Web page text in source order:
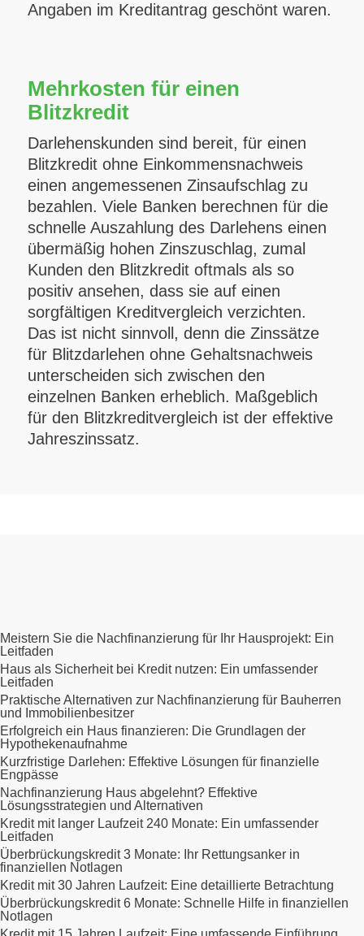
Angaben im Kreditantrag geschönt waren.
Mehrkosten für einen
Blitzkredit
Darlehenskunden sind bereit, für einen
Blitzkredit ohne Einkommensnachweis
einen angemessenen Zinsaufschlag zu
bezahlen. Viele Banken berechnen für die
schnelle Auszahlung des Darlehens einen
übermäßig hohen Zinszuschlag, zumal
Kunden den Blitzkredit oftmals als so
positiv ansehen, dass sie auf einen
sorgfältigen Kreditvergleich verzichten.
Das ist nicht sinnvoll, denn die Zinssätze
für Blitzdarlehen ohne Gehaltsnachweis
unterscheiden sich zwischen den
einzelnen Banken erheblich. Maßgeblich
für den Blitzkreditvergleich ist der effektive
Jahreszinssatz.
Meistern Sie die Nachfinanzierung für Ihr Hausprojekt: Ein
Leitfaden
Haus als Sicherheit bei Kredit nutzen: Ein umfassender
Leitfaden
Praktische Alternativen zur Nachfinanzierung für Bauherren
und Immobilienbesitzer
Erfolgreich ein Haus finanzieren: Die Grundlagen der
Hypothekenaufnahme
Kurzfristige Darlehen: Effektive Lösungen für finanzielle
Engpässe
Nachfinanzierung Haus abgelehnt? Effektive
Lösungsstrategien und Alternativen
Kredit mit langer Laufzeit 240 Monate: Ein umfassender
Leitfaden
Überbrückungskredit 3 Monate: Ihr Rettungsanker in
finanziellen Notlagen
Kredit mit 30 Jahren Laufzeit: Eine detaillierte Betrachtung
Überbrückungskredit 6 Monate: Schnelle Hilfe in finanziellen
Notlagen